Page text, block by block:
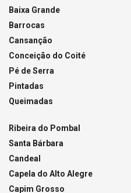
Baixa Grande
Barrocas
Cansanção
Conceição do Coité
Pé de Serra
Pintadas
Queimadas
Ribeira do Pombal
Santa Bárbara
Candeal
Capela do Alto Alegre
Capim Grosso